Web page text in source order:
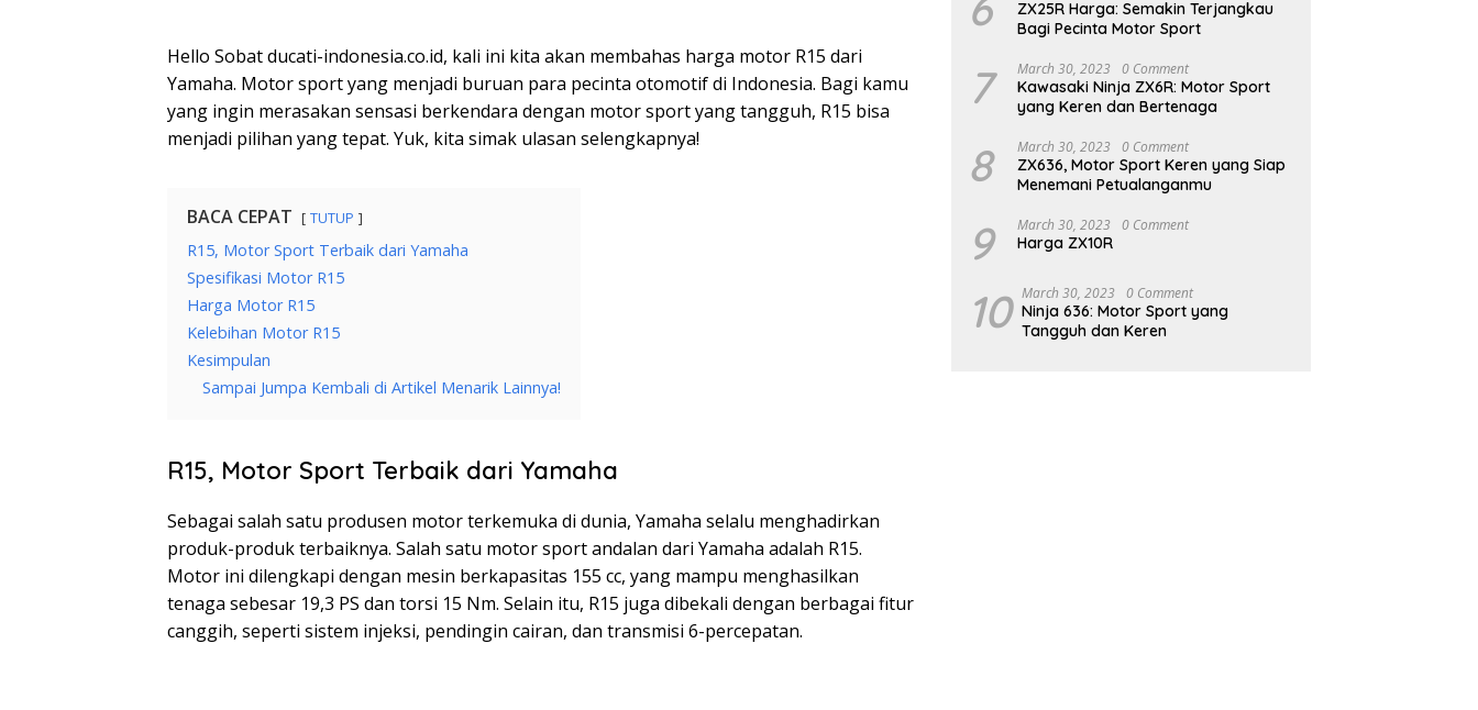
Hello Sobat ducati-indonesia.co.id, kali ini kita akan membahas harga motor R15 dari
Yamaha. Motor sport yang menjadi buruan para pecinta otomotif di Indonesia. Bagi kamu
yang ingin merasakan sensasi berkendara dengan motor sport yang tangguh, R15 bisa
menjadi pilihan yang tepat. Yuk, kita simak ulasan selengkapnya!
BACA CEPAT TUTUP
R15, Motor Sport Terbaik dari Yamaha
Spesifikasi Motor R15
Harga Motor R15
Kelebihan Motor R15
Kesimpulan
Sampai Jumpa Kembali di Artikel Menarik Lainnya!
R15, Motor Sport Terbaik dari Yamaha
Sebagai salah satu produsen motor terkemuka di dunia, Yamaha selalu menghadirkan
produk-produk terbaiknya. Salah satu motor sport andalan dari Yamaha adalah R15.
Motor ini dilengkapi dengan mesin berkapasitas 155 cc, yang mampu menghasilkan
tenaga sebesar 19,3 PS dan torsi 15 Nm. Selain itu, R15 juga dibekali dengan berbagai fitur
canggih, seperti sistem injeksi, pendingin cairan, dan transmisi 6-percepatan.
ZX25R Harga: Semakin Terjangkau
Bagi Pecinta Motor Sport
7 March 30, 2023 0 Comment
Kawasaki Ninja ZX6R: Motor Sport
yang Keren dan Bertenaga
8 March 30, 2023 0 Comment
ZX636, Motor Sport Keren yang Siap
Menemani Petualanganmu
9 March 30, 2023 0 Comment
Harga ZX10R
10 March 30, 2023 0 Comment
Ninja 636: Motor Sport yang
Tangguh dan Keren